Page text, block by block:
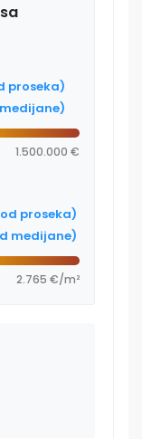
proseka)
1.500.000 €
proseka)
medijane)
2.765 €/m²